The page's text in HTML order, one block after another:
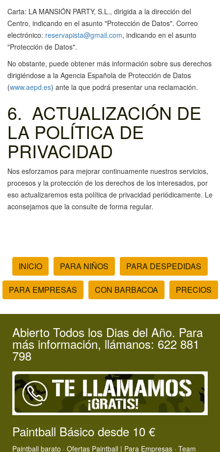
Carta: LA MANSIÓN PARTY, S.L., dirigida a la dirección del
Centro, indicando en el asunto "Protección de Datos". Correo
electrónico: reservapista@gmail.com, indicando en el asunto
"Protección de Datos".
No obstante, puede obtener más información sobre sus derechos
dirigiéndose a la Agencia Española de Protección de Datos
(www.aepd.es) ante la que podrá presentar una reclamación.
6. ACTUALIZACIÓN DE
LA POLÍTICA DE
PRIVACIDAD
Nos esforzamos para mejorar continuamente nuestros servicios,
procesos y la protección de los derechos de los interesados, por
eso actualizaremos esta política de privacidad periódicamente. Le
aconsejamos que la consulte de forma regular.
INICIO PARA NIÑOS PARA DESPEDIDAS
PARA EMPRESAS CON BARBACOA PRECIOS
Abierto Todos los Dias del Año. Para
más información, llámanos: 622 881
798
Paintball Básico desde 10 €
Paintball barato · Ofertas Paintball | Para Empresas · Team